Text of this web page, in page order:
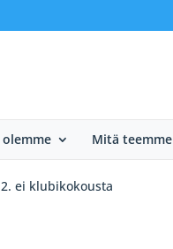
olemme Mitä teemme
ei klubikokousta